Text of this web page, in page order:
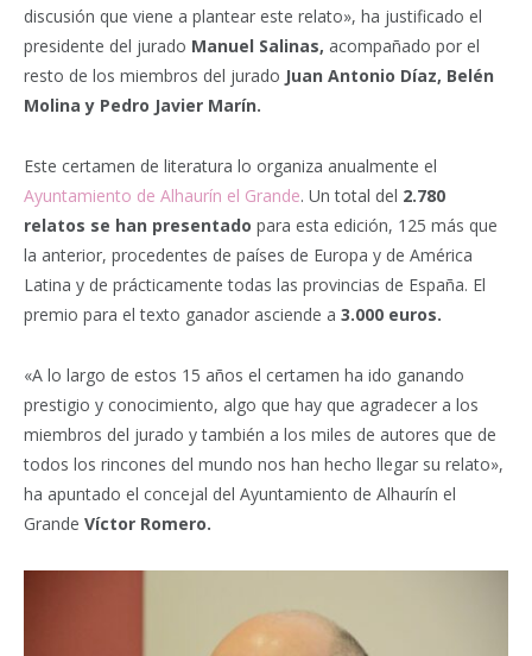
discusión que viene a plantear este relato», ha justificado el
presidente del jurado Manuel Salinas, acompañado por el
resto de los miembros del jurado Juan Antonio Díaz, Belén
Molina y Pedro Javier Marín.
Este certamen de literatura lo organiza anualmente el
Ayuntamiento de Alhaurín el Grande. Un total del 2.780
relatos se han presentado para esta edición, 125 más que
la anterior, procedentes de países de Europa y de América
Latina y de prácticamente todas las provincias de España. El
premio para el texto ganador asciende a 3.000 euros.
«A lo largo de estos 15 años el certamen ha ido ganando
prestigio y conocimiento, algo que hay que agradecer a los
miembros del jurado y también a los miles de autores que de
todos los rincones del mundo nos han hecho llegar su relato»,
ha apuntado el concejal del Ayuntamiento de Alhaurín el
Grande Víctor Romero.